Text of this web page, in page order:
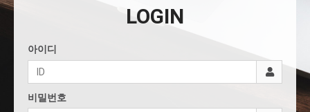
LOGIN
아이디
비밀번호